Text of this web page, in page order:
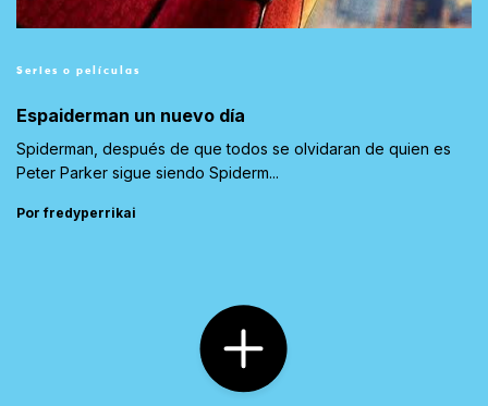
Series o películas
Espaiderman un nuevo día
Spiderman, después de que todos se olvidaran de quien es
Peter Parker sigue siendo Spiderm...
Por fredyperrikai